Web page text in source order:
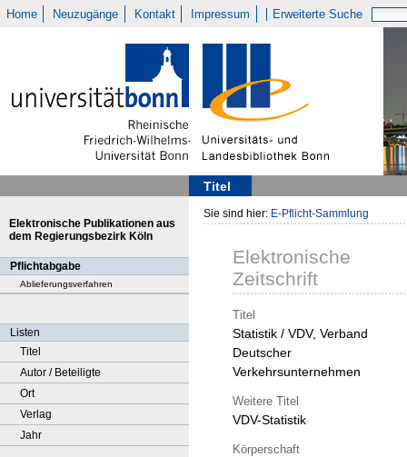
Home Neuzugänge Kontakt Impressum Erweiterte Suche
Titel
Elektronische Publikationen aus
dem Regierungsbezirk Köln
Pflichtabgabe
Ablieferungsverfahren
Listen
Titel
Autor / Beteiligte
Ort
Verlag
Jahr
Sie sind hier: E-Pflicht-Sammlung
Elektronische
Zeitschrift
Titel
Statistik / VDV, Verband
Deutscher
Verkehrsunternehmen
Weitere Titel
VDV-Statistik
Körperschaft